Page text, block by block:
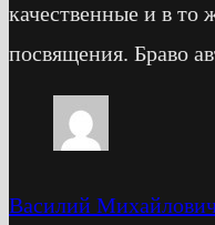
качественные и в то
посвящения. Браво
Василий